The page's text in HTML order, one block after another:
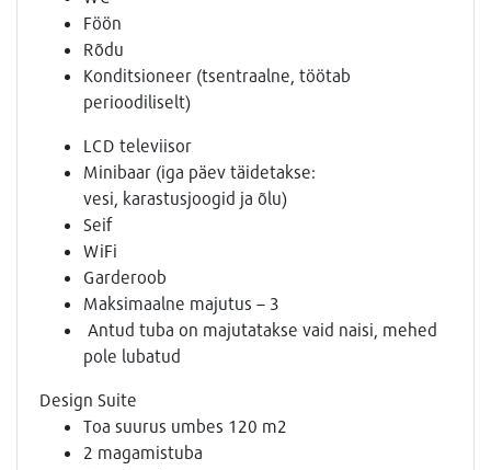
Föön
Rõdu
Konditsioneer (tsentraalne, töötab
perioodiliselt)
LCD televiisor
Minibaar (iga päev täidetakse:
vesi, karastusjoogid ja õlu)
Seif
WiFi
Garderoob
Maksimaalne majutus – 3
Antud tuba on majutatakse vaid naisi, mehed
pole lubatud
Design Suite
Toa suurus umbes 120 m2
2 magamistuba